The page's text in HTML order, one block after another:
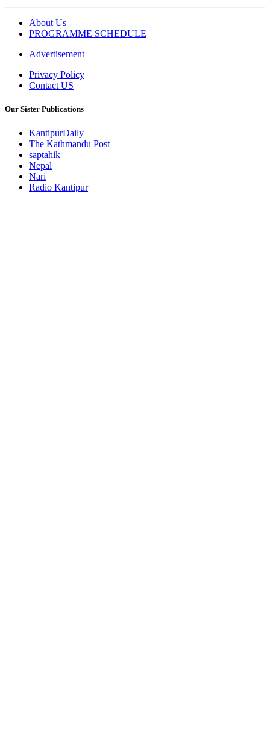
About Us
PROGRAMME SCHEDULE
Advertisement
Privacy Policy
Contact US
Our Sister Publications
KantipurDaily
The Kathmandu Post
saptahik
Nepal
Nari
Radio Kantipur